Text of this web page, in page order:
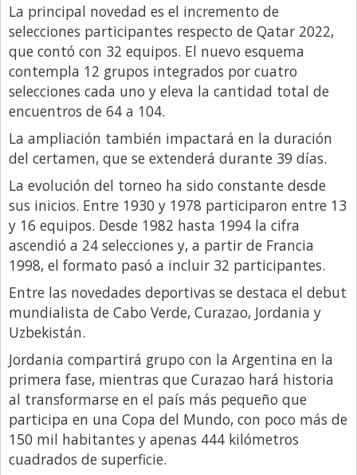
La principal novedad es el incremento de
selecciones participantes respecto de Qatar 2022,
que contó con 32 equipos. El nuevo esquema
contempla 12 grupos integrados por cuatro
selecciones cada uno y eleva la cantidad total de
encuentros de 64 a 104.
La ampliación también impactará en la duración
del certamen, que se extenderá durante 39 días.
La evolución del torneo ha sido constante desde
sus inicios. Entre 1930 y 1978 participaron entre 13
y 16 equipos. Desde 1982 hasta 1994 la cifra
ascendió a 24 selecciones y, a partir de Francia
1998, el formato pasó a incluir 32 participantes.
Entre las novedades deportivas se destaca el debut
mundialista de Cabo Verde, Curazao, Jordania y
Uzbekistán.
Jordania compartirá grupo con la Argentina en la
primera fase, mientras que Curazao hará historia
al transformarse en el país más pequeño que
participa en una Copa del Mundo, con poco más de
150 mil habitantes y apenas 444 kilómetros
cuadrados de superficie.